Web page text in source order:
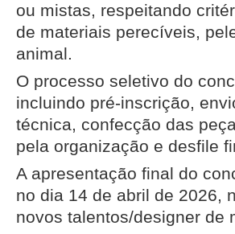
ou mistas, respeitando
de materiais perecíveis,
animal.
O processo seletivo do
incluindo pré-inscrição,
técnica, confecção das
pela organização e desfile
A apresentação final do
no dia 14 de abril de 2026,
novos talentos/designer de